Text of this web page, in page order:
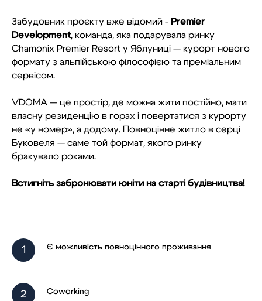
Забудовник проєкту вже відомий - Premier
Development, команда, яка подарувала ринку
Chamonix Premier Resort у Яблуниці — курорт нового
формату з альпійською філософією та преміальним
сервісом.
VDOMA — це простір, де можна жити постійно, мати
власну резиденцію в горах і повертатися з курорту
не «у номер», а додому. Повноцінне житло в серці
Буковеля — саме той формат, якого ринку
бракувало роками.
Встигніть забронювати юніти на старті будівництва!
Є можливість повноцінного проживання
Coworking
ЗАПИС НА
КОНСУЛЬТАЦІЮ
ЗАПОВНІТЬ ПОЛЯ